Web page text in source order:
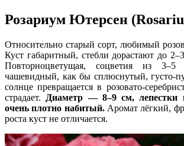
Розариум Ютерсен
Относительно старый сорт, любимый
Куст габаритный, стебли дорастают до
Повторноцветущая, соцветия из 3–5
чашевидный, как бы сплюснутый, густо-
солнце превращается в розовато-
страдает.
Диаметр — 8–9 см, лепестки
очень плотно набитый.Аромат лёгкий,
роста куст не отличается.